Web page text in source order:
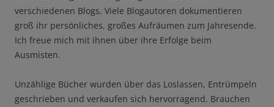
verschiedenen Blogs. Viele Blogautoren dokumentieren
groß ihr persönliches, großes Aufräumen zum Jahresende.
Ich freue mich mit ihnen über ihre Erfolge beim
Ausmisten.
Unzählige Bücher wurden über das Loslassen, Entrümpeln
geschrieben und verkaufen sich hervorragend. Brauchen